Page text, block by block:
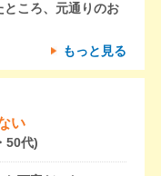
ところ、元通りのお
もっと見る
い
50代)